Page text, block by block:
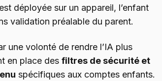
déployée sur un appareil, l’enfant
validation préalable du parent.
une volonté de rendre l’IA plus
en place des filtres de sécurité et
spécifiques aux comptes enfants.